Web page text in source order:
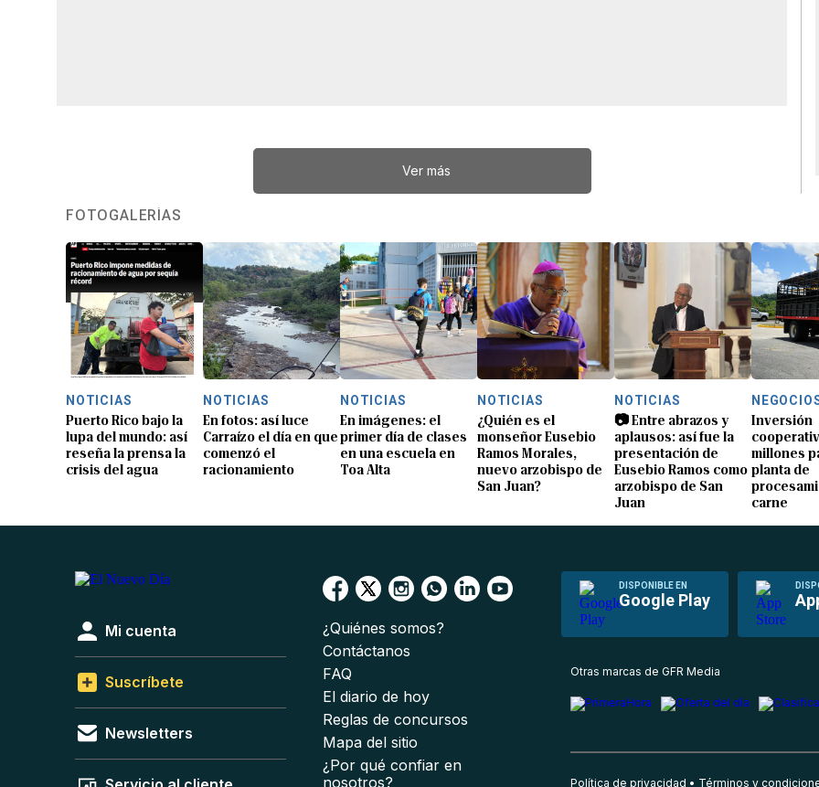
Ver más
FOTOGALERÍAS
NOTICIAS
Puerto Rico bajo la
lupa del mundo: así
reseña la prensa la
crisis del agua
NOTICIAS
En fotos: así luce
Carraízo el día en que
comenzó el
racionamiento
NOTICIAS
En imágenes: el
primer día de clases
en una escuela en
Toa Alta
NOTICIAS
¿Quién es el
monseñor Eusebio
Ramos Morales,
nuevo arzobispo de
San Juan?
NOTICIAS
📷 Entre abrazos y
aplausos: así fue la
presentación de
Eusebio Ramos como
arzobispo de San
Juan
Inversión
millones
planta de
carne
DISPONIBLE EN
Google Play
Mi cuenta
Suscríbete
Newsletters
¿Quiénes somos?
Contáctanos
FAQ
El diario de hoy
Reglas de concursos
Mapa del sitio
¿Por qué confiar en
nosotros?
Otras marcas de GFR Media
Política de privacidad Términos y